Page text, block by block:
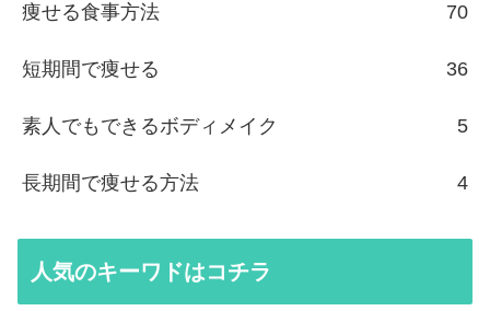
痩せる食事方法 70
短期間で痩せる 36
素人でもできるボディメイク 5
長期間で痩せる方法 4
人気のキーワドはコチラ